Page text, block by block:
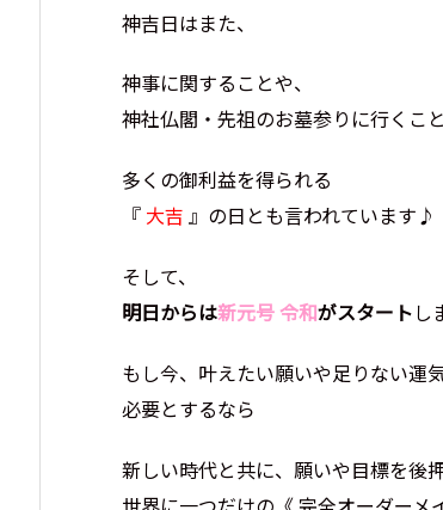
神吉日はまた、
神事に関することや、
神社仏閣・先祖のお墓参りに行くこ
多くの御利益を得られる
『 大吉 』の日とも言われています♪
そして、
明日からは新元号 令和がスタートし
もし今、叶えたい願いや足りない運
必要とするなら
新しい時代と共に、願いや目標を後